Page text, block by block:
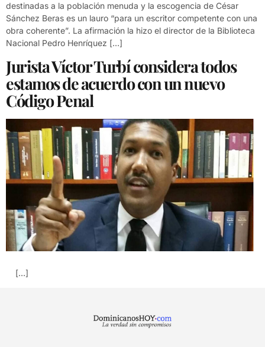
destinadas a la población menuda y la escogencia de César
Sánchez Beras es un lauro “para un escritor competente con una
obra coherente”. La afirmación la hizo el director de la Biblioteca
Nacional Pedro Henríquez […]
Jurista Víctor Turbí considera todos
estamos de acuerdo con un nuevo
Código Penal
[…]